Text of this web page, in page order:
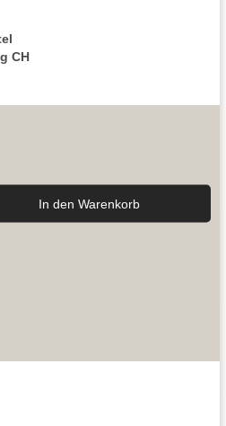
CH
In den Warenkorb